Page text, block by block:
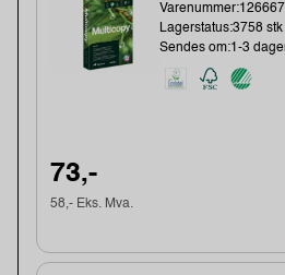
Lagerstatus:3758
Sendes om:1-3
73,-
58,- Eks. Mva.